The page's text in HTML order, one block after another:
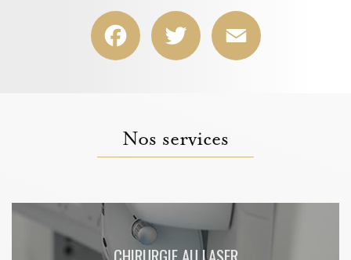
Facebook Twitter
Nos services